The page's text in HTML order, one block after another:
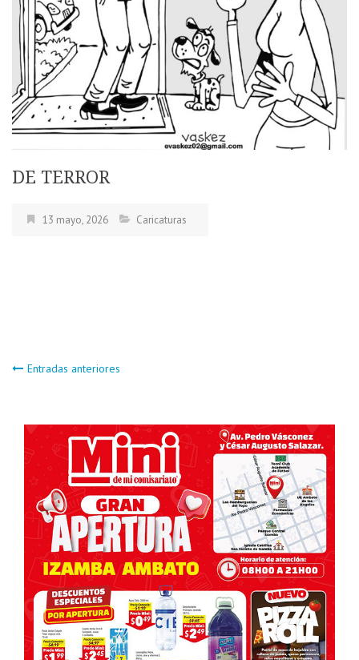
DE TERROR
13 mayo, 2026 Caricaturas
Navegación
de
entradas
Entradas anteriores